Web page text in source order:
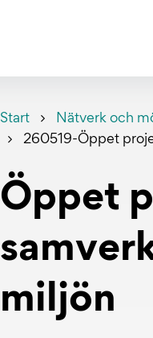
Start Nätverk och
260519-Öppet
Öppet
miljön